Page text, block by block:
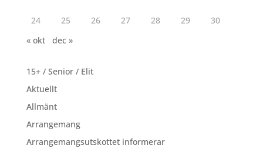
24 25 26 27 28 29
30
« okt
dec »
15+ / Senior / Elit
Aktuellt
Allmänt
Arrangemang
Arrangemangsutskottet informerar